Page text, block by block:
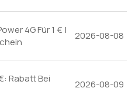
4G Für 1 € |
2026-08-08
Rabatt Bei
2026-08-09